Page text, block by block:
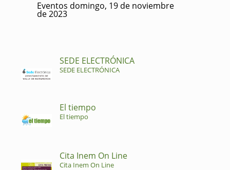
Eventos domingo, 19 de noviembre
de 2023
SEDE ELECTRÓNICA
SEDE ELECTRÓNICA
El tiempo
El tiempo
Cita Inem On Line
Cita Inem On Line